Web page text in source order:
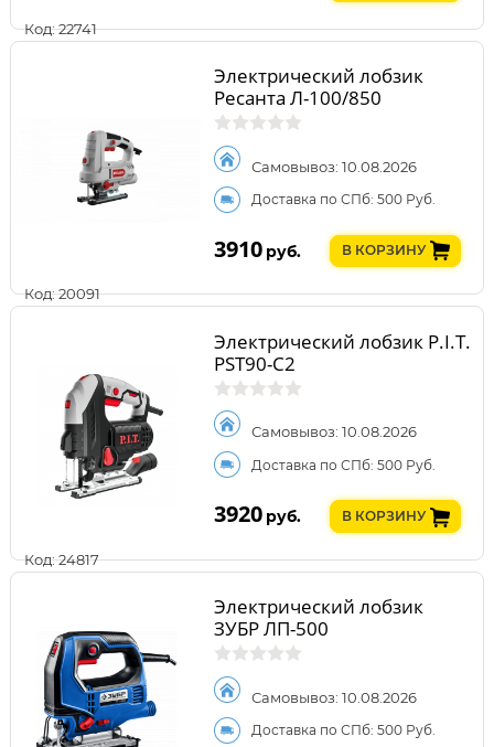
Код: 22741
Код: 20091
Электрический лобзик
Ресанта Л-100/850
Самовывоз: 10.08.2026
Доставка по СПб: 500 Руб.
3910 руб. В КОРЗИНУ
Код: 24817
Электрический лобзик P.I.T.
PST90-C2
Самовывоз: 10.08.2026
Доставка по СПб: 500 Руб.
3920 руб. В КОРЗИНУ
Электрический лобзик
ЗУБР ЛП-500
Самовывоз: 10.08.2026
Доставка по СПб: 500 Руб.